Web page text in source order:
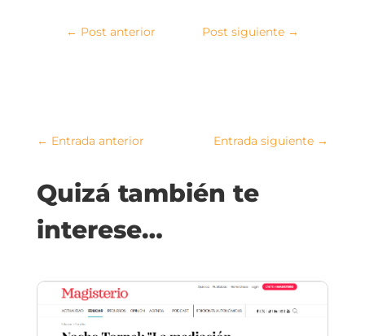
← Post anterior Post siguiente →
← Entrada anterior Entrada siguiente →
Quizá también te
interese…